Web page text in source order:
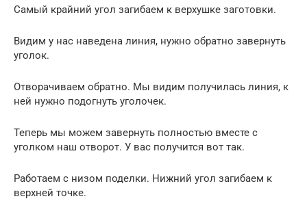
Самый крайний угол загибаем к верхушке заготовки.
Видим у нас наведена линия, нужно обратно завернуть
уголок.
Отворачиваем обратно. Мы видим получилась линия, к
ней нужно подогнуть уголочек.
Теперь мы можем завернуть полностью вместе с
уголком наш отворот. У вас получится вот так.
Работаем с низом поделки. Нижний угол загибаем к
верхней точке.